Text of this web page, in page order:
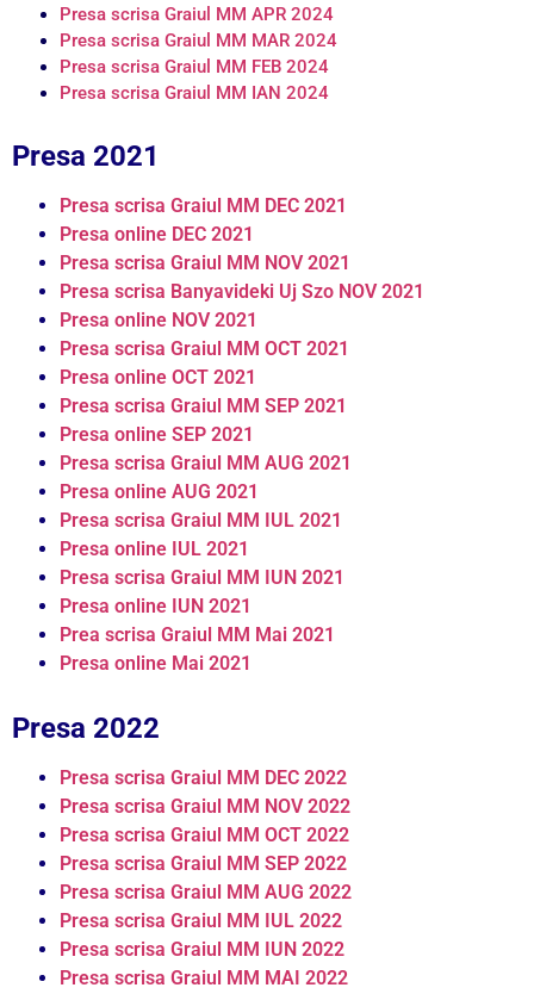
Presa scrisa Graiul MM APR 2024
Presa scrisa Graiul MM MAR 2024
Presa scrisa Graiul MM FEB 2024
Presa scrisa Graiul MM IAN 2024
Presa 2021
Presa scrisa Graiul MM DEC 2021
Presa online DEC 2021
Presa scrisa Graiul MM NOV 2021
Presa scrisa Banyavideki Uj Szo NOV 2021
Presa online NOV 2021
Presa scrisa Graiul MM OCT 2021
Presa online OCT 2021
Presa scrisa Graiul MM SEP 2021
Presa online SEP 2021
Presa scrisa Graiul MM AUG 2021
Presa online AUG 2021
Presa scrisa Graiul MM IUL 2021
Presa online IUL 2021
Presa scrisa Graiul MM IUN 2021
Presa online IUN 2021
Prea scrisa Graiul MM Mai 2021
Presa online Mai 2021
Presa 2022
Presa scrisa Graiul MM DEC 2022
Presa scrisa Graiul MM NOV 2022
Presa scrisa Graiul MM OCT 2022
Presa scrisa Graiul MM SEP 2022
Presa scrisa Graiul MM AUG 2022
Presa scrisa Graiul MM IUL 2022
Presa scrisa Graiul MM IUN 2022
Presa scrisa Graiul MM MAI 2022